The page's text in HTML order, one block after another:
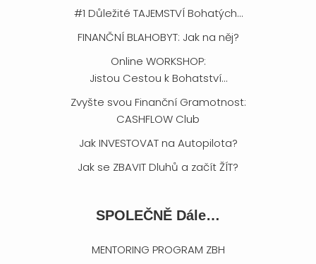
#1 Důležité TAJEMSTVÍ Bohatých…
FINANČNÍ BLAHOBYT: Jak na něj?
Online WORKSHOP:
Jistou Cestou k Bohatství…
Zvyšte svou Finanční Gramotnost:
CASHFLOW Club
Jak INVESTOVAT na Autopilota?
Jak se ZBAVIT Dluhů a začít ŽÍT?
SPOLEČNĚ Dále…
MENTORING PROGRAM ZBH